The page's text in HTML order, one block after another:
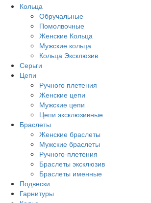
Кольца
Обручальные
Помолвочные
Женские Кольца
Мужские кольца
Кольца Эксклюзив
Серьги
Цепи
Ручного плетения
Женские цепи
Мужские цепи
Цепи эксклюзивные
Браслеты
Женские браслеты
Мужские браслеты
Ручного-плетения
Браслеты эксклюзив
Браслеты именные
Подвески
Гарнитуры